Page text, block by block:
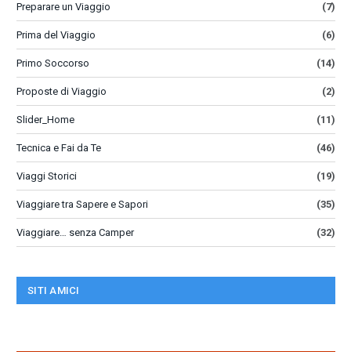
Preparare un Viaggio (7)
Prima del Viaggio (6)
Primo Soccorso (14)
Proposte di Viaggio (2)
Slider_Home (11)
Tecnica e Fai da Te (46)
Viaggi Storici (19)
Viaggiare tra Sapere e Sapori (35)
Viaggiare… senza Camper (32)
SITI AMICI